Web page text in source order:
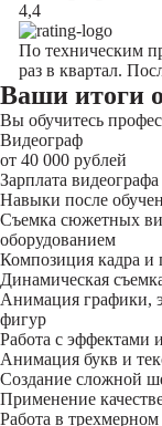
4,4
По техническим
раз в квартал.
Ваши итоги
Вы обучитесь
Видеограф
от 40 000 рублей
Зарплата
Навыки после
Съемка сюжетных
оборудованием
Композиция кадра и
Динамическая
Анимация графики,
фигур
Работа с эффектами
Анимация букв и
Создание сложной
Применение
Работа в трехмерном